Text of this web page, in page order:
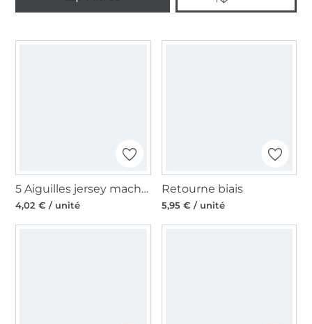
5 Aiguilles jersey machine à coudre Schmetz 130/705, 70-90
4,02 € / unité
Retourne biais
5,95 € / unité